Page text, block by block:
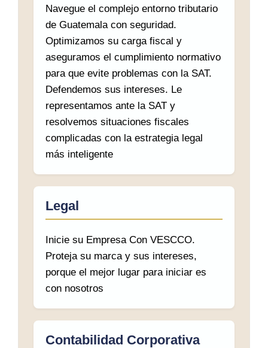
Navegue el complejo entorno tributario
de Guatemala con seguridad.
Optimizamos su carga fiscal y
aseguramos el cumplimiento normativo
para que evite problemas con la SAT.
Defendemos sus intereses. Le
representamos ante la SAT y
resolvemos situaciones fiscales
complicadas con la estrategia legal
más inteligente
Legal
Inicie su Empresa Con VESCCO.
Proteja su marca y sus intereses,
porque el mejor lugar para iniciar es
con nosotros
Contabilidad Corporativa